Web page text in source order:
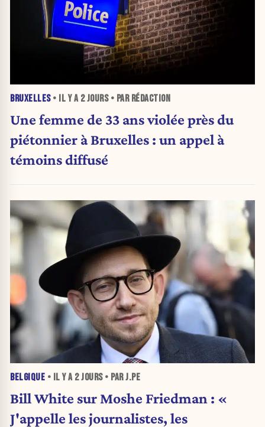
BRUXELLES• IL Y A 2 JOURS• PAR RÉDACTION
Une femme de 33 ans violée près du
piétonnier à Bruxelles : un appel à
témoins diffusé
BELGIQUE • IL Y A 2 JOURS• PAR J.PE
Bill White sur Moshe Friedman : «
J'appelle les journalistes, les